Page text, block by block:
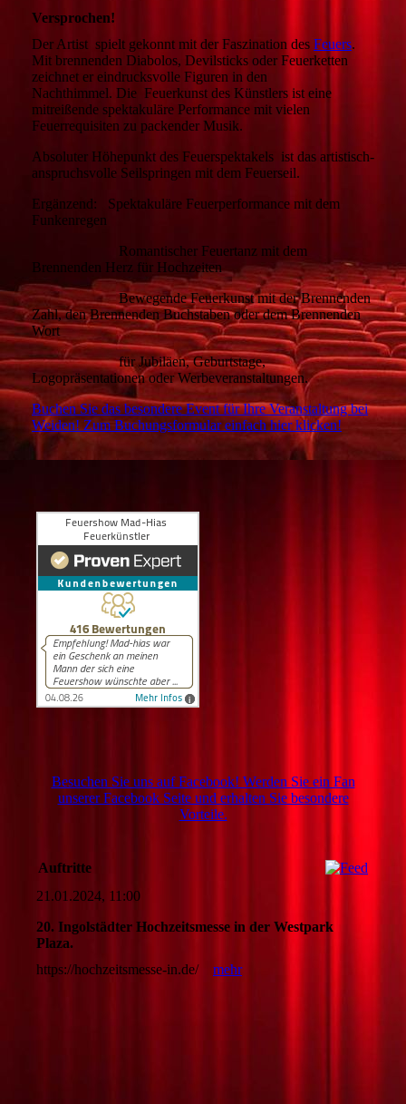
Versprochen!
Der Artist spielt gekonnt mit der Faszination des Feuers.
Mit brennenden Diabolos, Devilsticks oder Feuerketten
zeichnet er eindrucksvolle Figuren in den
Nachthimmel. Die Feuerkunst des Künstlers ist eine
mitreißende spektakuläre Performance mit vielen
Feuerrequisiten zu packender Musik.
Absoluter Höhepunkt des Feuerspektakels ist das artistisch-
anspruchsvolle Seilspringen mit dem Feuerseil.
Ergänzend: Spektakuläre Feuerperformance mit dem
Funkenregen
Romantischer Feuertanz mit dem
Brennenden Herz für Hochzeiten
Bewegende Feuerkunst mit der Brennenden
Zahl, den Brennenden Buchstaben oder dem Brennenden
Wort
für Jubiläen,Geburtstage,
Logopräsentationen oder Werbeveranstaltungen.
Buchen Sie das besondere Event für Ihre Veranstaltung bei
Weiden! Zum Buchungsformular einfach hier klicken!
Besuchen Sie uns auf Facebook! Werden Sie ein Fan
unserer Facebook Seite und erhalten Sie besondere
Vorteile.
Auftritte
21.01.2024, 11:00
20. Ingolstädter Hochzeitsmesse in der Westpark
Plaza.
https://hochzeitsmesse-in.de/ mehr